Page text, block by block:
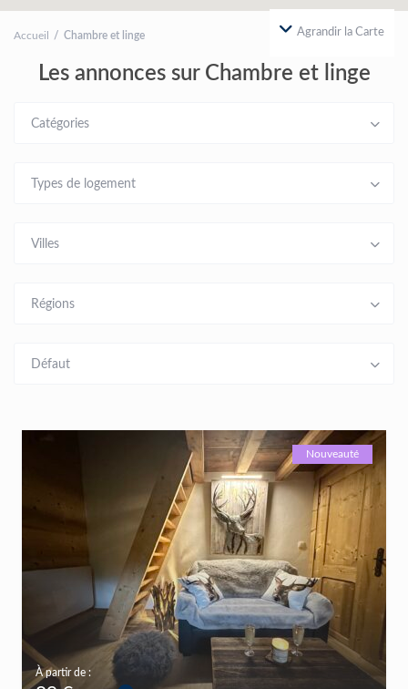
Agrandir la Carte
Accueil Chambre et linge
Les annonces sur Chambre et linge
Catégories
Types de logement
Villes
Régions
Défaut
À partir de :
Nouveauté